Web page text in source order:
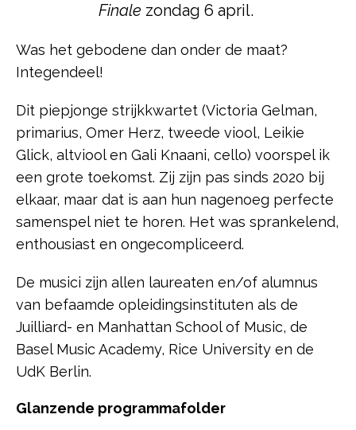
Finale zondag 6 april.
Was het gebodene dan onder de maat?
Integendeel!
Dit piepjonge strijkkwartet (Victoria Gelman,
primarius, Omer Herz, tweede viool, Leikie
Glick, altviool en Gali Knaani, cello) voorspel ik
een grote toekomst. Zij zijn pas sinds 2020 bij
elkaar, maar dat is aan hun nagenoeg perfecte
samenspel niet te horen. Het was sprankelend,
enthousiast en ongecompliceerd.
De musici zijn allen laureaten en/of alumnus
van befaamde opleidingsinstituten als de
Juilliard- en Manhattan School of Music, de
Basel Music Academy, Rice University en de
UdK Berlin.
Glanzende programmafolder